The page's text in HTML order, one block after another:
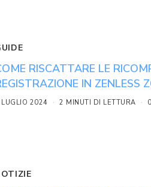
RISCATTARE LE
IN ZENLESS
2024 2 MINUTI DI LETTURA